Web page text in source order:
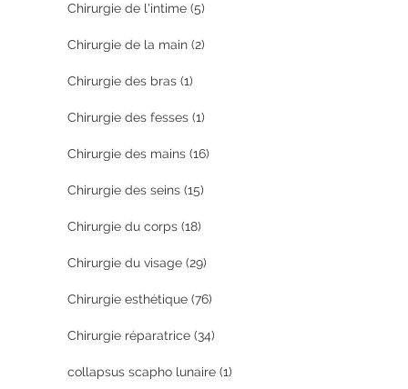
Chirurgie de l'intime (5)
Chirurgie de la main (2)
Chirurgie des bras (1)
Chirurgie des fesses (1)
Chirurgie des mains (16)
Chirurgie des seins (15)
Chirurgie du corps (18)
Chirurgie du visage (29)
Chirurgie esthétique (76)
Chirurgie réparatrice (34)
collapsus scapho lunaire (1)